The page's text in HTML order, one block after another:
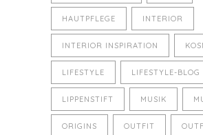
HAUTPFLEGE INTERIOR
INTERIOR INSPIRATION
LIFESTYLE LIFESTYLE-BLOG
LIPPENSTIFT MUSIK
ORIGINS OUTFIT